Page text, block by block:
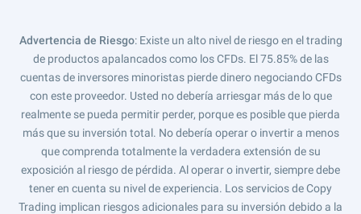
Advertencia de Riesgo: Existe un alto nivel de riesgo en el trading
de productos apalancados como los CFDs. El 75.85% de las
cuentas de inversores minoristas pierde dinero negociando CFDs
con este proveedor. Usted no debería arriesgar más de lo que
realmente se pueda permitir perder, porque es posible que pierda
más que su inversión total. No debería operar o invertir a menos
que comprenda totalmente la verdadera extensión de su
exposición al riesgo de pérdida. Al operar o invertir, siempre debe
tener en cuenta su nivel de experiencia. Los servicios de Copy
Trading implican riesgos adicionales para su inversión debido a la